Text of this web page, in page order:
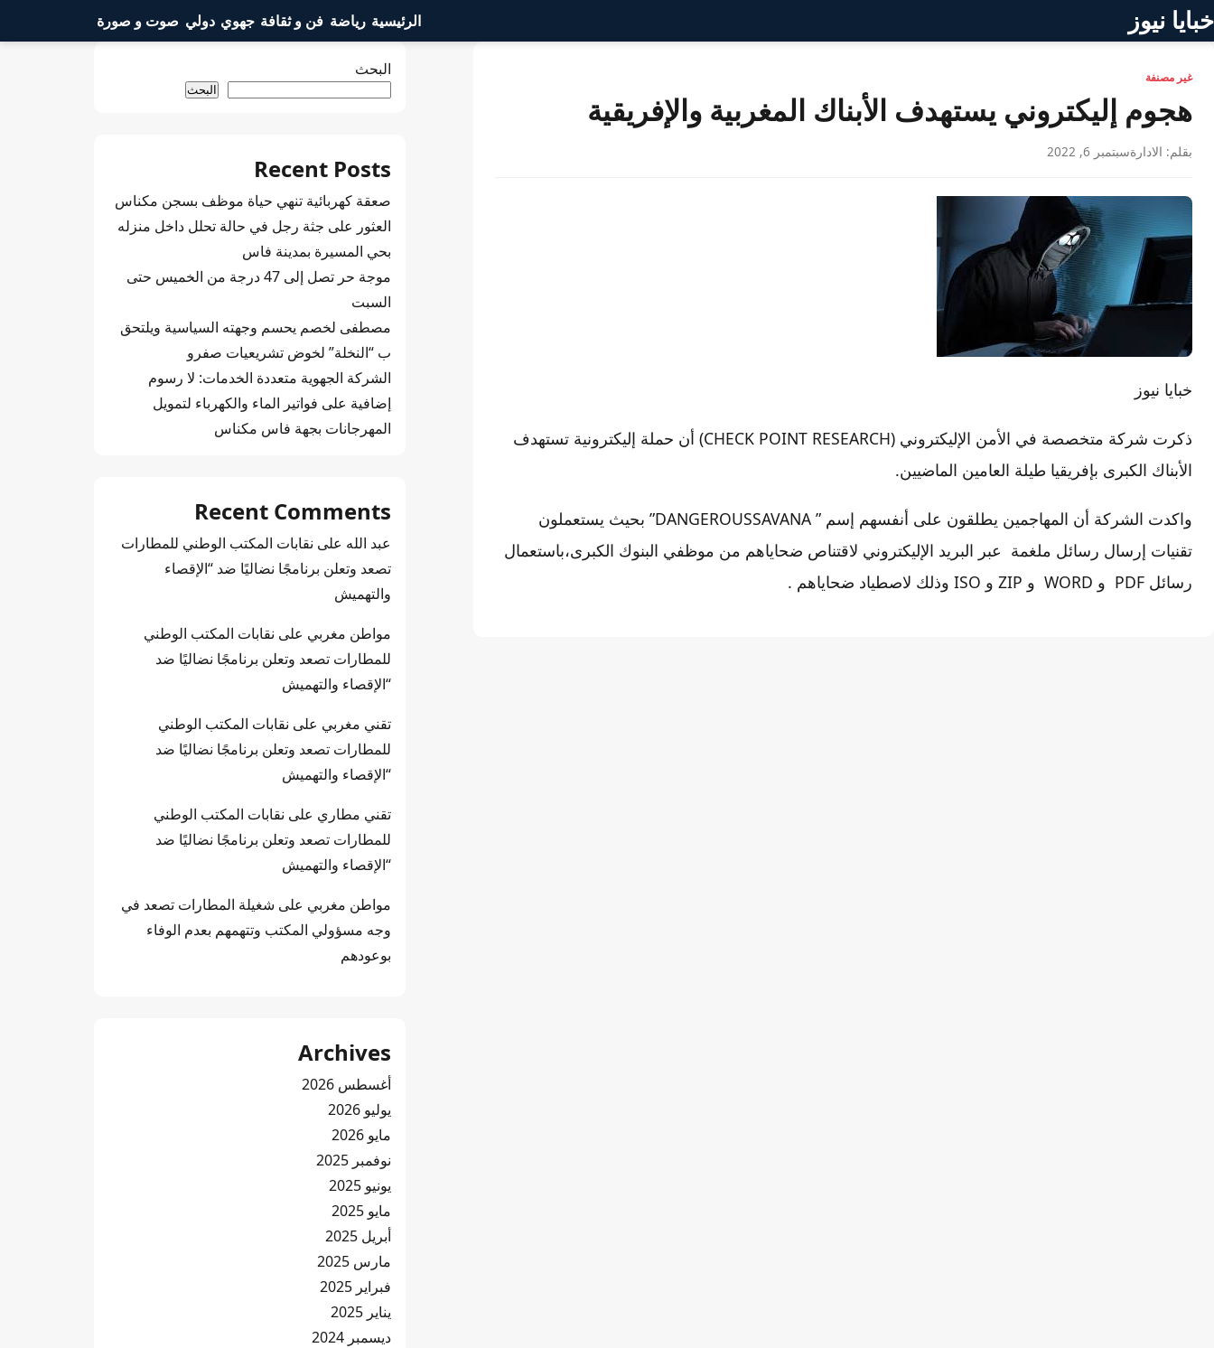
خبايا نيوز الرئيسية رياضة فن و ثقافة جهوي دولي صوت و صورة
غير مصنفة
هجوم إليكتروني يستهدف الأبناك المغربية والإفريقية
بقلم: الادارةسبتمبر 6, 2022
خبايا نيوز
ذكرت شركة متخصصة في الأمن الإليكتروني (CHECK POINT RESEARCH) أن حملة إليكترونية تستهدف
الأبناك الكبرى بإفريقيا طيلة العامين الماضيين.
واكدت الشركة أن المهاجمين يطلقون على أنفسهم إسم ” DANGEROUSSAVANA” بحيث يستعملون
تقنيات إرسال رسائل ملغمة عبر البريد الإليكتروني لاقتناص ضحاياهم من موظفي البنوك الكبرى،باستعمال
رسائل PDF و WORD و ZIP و ISO وذلك لاصطياد ضحاياهم .
البحث
البحث
Recent Posts
صعقة كهربائية تنهي حياة موظف بسجن مكناس
العثور على جثة رجل في حالة تحلل داخل منزله
بحي المسيرة بمدينة فاس
موجة حر تصل إلى 47 درجة من الخميس حتى
السبت
مصطفى لخصم يحسم وجهته السياسية ويلتحق
ب “النخلة” لخوض تشريعيات صفرو
الشركة الجهوية متعددة الخدمات: لا رسوم
إضافية على فواتير الماء والكهرباء لتمويل
المهرجانات بجهة فاس مكناس
Recent Comments
عبد الله على نقابات المكتب الوطني للمطارات
تصعد وتعلن برنامجًا نضاليًا ضد “الإقصاء
والتهميش
مواطن مغربي على نقابات المكتب الوطني
للمطارات تصعد وتعلن برنامجًا نضاليًا ضد
“الإقصاء والتهميش
تقني مغربي على نقابات المكتب الوطني
للمطارات تصعد وتعلن برنامجًا نضاليًا ضد
“الإقصاء والتهميش
تقني مطاري على نقابات المكتب الوطني
للمطارات تصعد وتعلن برنامجًا نضاليًا ضد
“الإقصاء والتهميش
مواطن مغربي على شغيلة المطارات تصعد في
وجه مسؤولي المكتب وتتهمهم بعدم الوفاء
بوعودهم
Archives
أغسطس 2026
يوليو 2026
مايو 2026
نوفمبر 2025
يونيو 2025
مايو 2025
أبريل 2025
مارس 2025
فبراير 2025
يناير 2025
ديسمبر 2024